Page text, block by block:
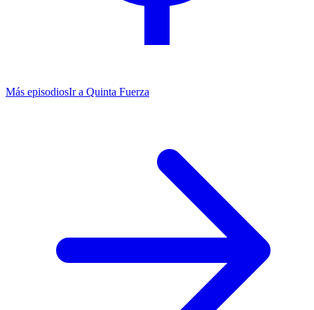
Más episodiosIr a Quinta Fuerza